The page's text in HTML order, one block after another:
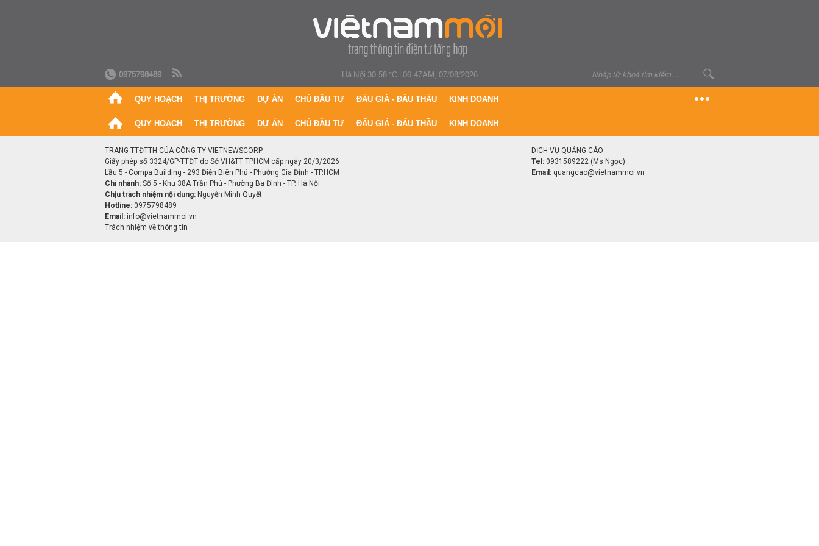
0975798489 Hà Nội 30.58 °C|06:47AM, 07/08/2026
QUY HOẠCH THỊ TRƯỜNG DỰ ÁN CHỦ ĐẦU TƯ ĐẤU GIÁ - ĐẤU THẦU KINH DOANH
QUY HOẠCH THỊ TRƯỜNG DỰ ÁN CHỦ ĐẦU TƯ ĐẤU GIÁ - ĐẤU THẦU KINH DOANH
TRANG TTĐTTH CỦA CÔNG TY VIETNEWSCORP
Giấy phép số 3324/GP-TTĐT do Sở VH&TT TPHCM cấp ngày 20/3/2026
Lầu 5 - Compa Building - 293 Điện Biên Phủ - Phường Gia Định - TP.HCM
Chi nhánh: Số 5 - Khu 38A Trần Phú - Phường Ba Đình - TP. Hà Nội
Chịu trách nhiệm nội dung: Nguyễn Minh Quyết
Hotline: 0975798489
Email: info@vietnammoi.vn
Trách nhiệm về thông tin
DỊCH VỤ QUẢNG CÁO
Tel: 0931589222 (Ms Ngọc)
Email: quangcao@vietnammoi.vn